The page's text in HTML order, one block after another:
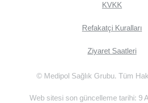
KVKK
Refakatçi Kuralları
Ziyaret Saatleri
© Medipol Sağlık Grubu. Tüm
Web sitesi son güncelleme tarihi: 9